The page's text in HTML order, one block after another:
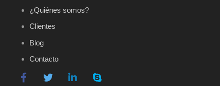
¿Quiénes somos?
Clientes
Blog
Contacto